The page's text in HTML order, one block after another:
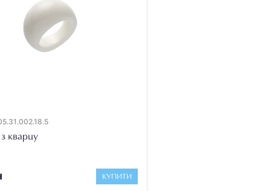
кварцу
КУПИТИ